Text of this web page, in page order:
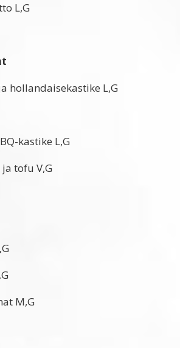
L,G
hollandaisekastike L,G
kastike L,G
tofu V,G
M,G